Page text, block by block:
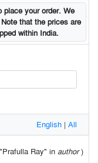
your order. We
that the prices are
within India.
English | All
Ray" in author)